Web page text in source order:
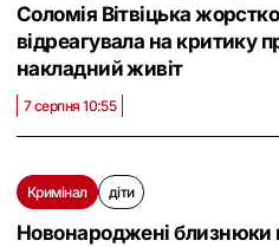
Соломія Вітвіцька жорстко
відреагувала на критику
накладний живіт
7 серпня 10:55
Кримінал діти
Новонароджені близнюки